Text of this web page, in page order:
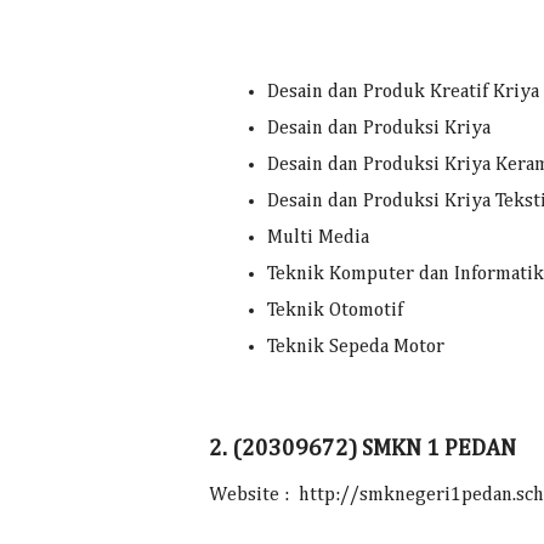
Desain dan Produk Kreatif Kriya
Desain dan Produksi Kriya
Desain dan Produksi Kriya
Desain dan Produksi Kriya
Multi Media
Teknik Komputer dan
Teknik Otomotif
Teknik Sepeda Motor
2. (20309672) SMKN 1 PEDAN
Website : http://